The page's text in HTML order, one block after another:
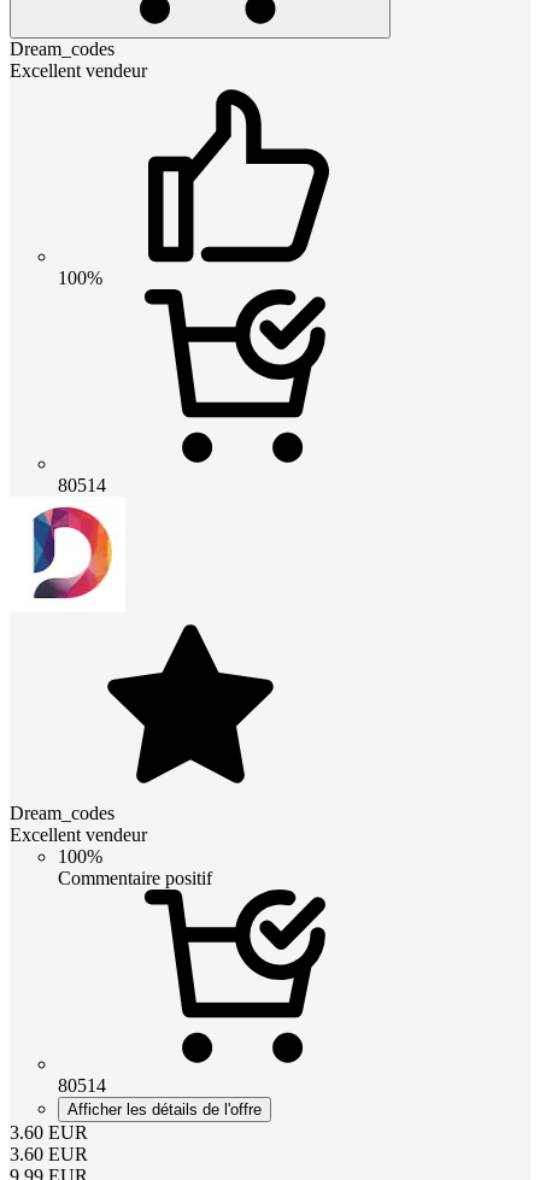
Dream_codes
Excellent vendeur
100%
80514
Dream_codes
Excellent vendeur
100%
Commentaire positif
80514
Afficher les détails de l'offre
3.60 EUR
3.60 EUR
9.99 EUR